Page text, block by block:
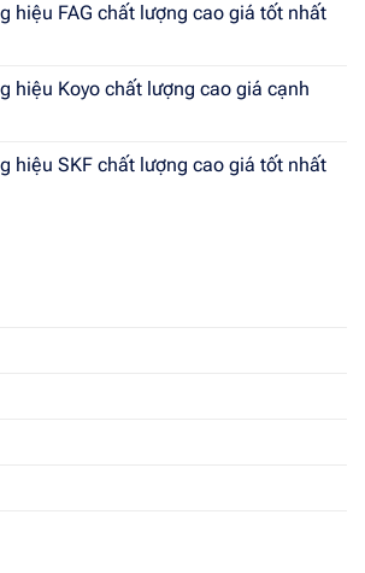
hiệu FAG chất lượng cao giá tốt nhất
hiệu Koyo chất lượng cao giá cạnh
hiệu SKF chất lượng cao giá tốt nhất